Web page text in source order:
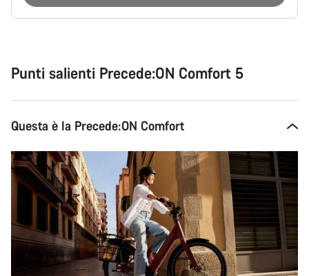
Punti salienti Precede:ON Comfort 5
Questa è la Precede:ON Comfort